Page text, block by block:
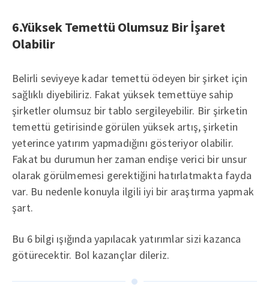
6.Yüksek Temettü Olumsuz Bir İşaret
Olabilir
Belirli seviyeye kadar temettü ödeyen bir şirket için
sağlıklı diyebiliriz. Fakat yüksek temettüye sahip
şirketler olumsuz bir tablo sergileyebilir. Bir şirketin
temettü getirisinde görülen yüksek artış, şirketin
yeterince yatırım yapmadığını gösteriyor olabilir.
Fakat bu durumun her zaman endişe verici bir unsur
olarak görülmemesi gerektiğini hatırlatmakta fayda
var. Bu nedenle konuyla ilgili iyi bir araştırma yapmak
şart.
Bu 6 bilgi ışığında yapılacak yatırımlar sizi kazanca
götürecektir. Bol kazançlar dileriz.